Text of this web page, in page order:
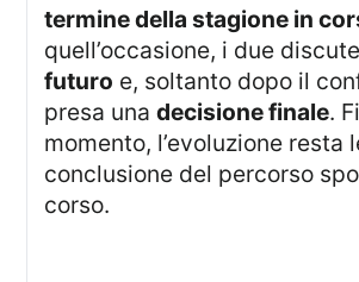
termine della stagione in
quell’occasione, i due
futuro e, soltanto dopo il
presa unadecisione finale.
momento, l’evoluzione resta
conclusione del percorso
corso.